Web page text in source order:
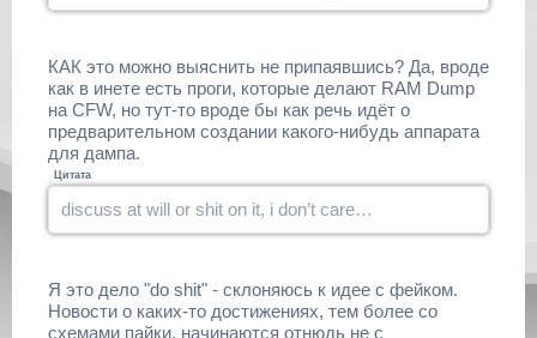
КАК это можно выяснить не припаявшись? Да, вроде
как в инете есть проги, которые делают RAM Dump
на CFW, но тут-то вроде бы как речь идёт о
предварительном создании какого-нибудь аппарата
для дампа.
Цитата
discuss at will or shit on it, i don’t care…
Я это дело "do shit" - склоняюсь к идее с фейком.
Новости о каких-то достижениях, тем более со
схемами пайки, начинаются отнюдь не с